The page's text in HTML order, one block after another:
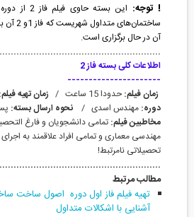
! توجه:
این بسته
آن در حال برگزاری است‌.
اطلاعات کلی بسته فاز 2
----------------------
زمان فیلم: حدودا 15 ساعت / زمان تهیه فیلم:
دوره: مهندس اسدی / نحوه ارسال بسته:
مخاطبین فیلم: تمامی دانشجویان و فارغ
مهندسی معماری و تمامی افراد علاقمند به
تحصیلاتی نامرتبط!
مطالب مرتبط
تهیه فیلم فاز اول دوره اصول ساخت
آشنایی با اشکالات متداول